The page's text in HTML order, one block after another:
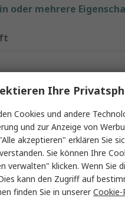
oder mehrere
Ihre
Cookies und andere
und zur Anzeige von
akzeptieren" erklären Sie
Sie können Ihre
verwalten" klicken. Wenn Sie
kann den Zugriff auf
finden Sie in unsererCookie-